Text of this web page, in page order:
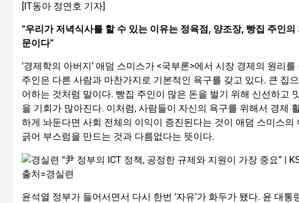
[IT동아 정연호 기자]
“우리가 저녁식사를 할 수 있는 이유는 정육점, 양조장, 빵집 주인
문이다”
‘경제학의 아버지’ 애덤 스미스가 <국부론>에서 시장 경제의 원리
주인은 다른 사람과 마찬가지로 기본적인 욕구를 갖고 있다. 큰 집
어하는 것처럼 말이다. 빵집 주인이 많은 돈을 벌기 위해 신선하고
을 기회가 많아진다. 이처럼, 사람들이 자신의 욕구를 위해서 경제
하게 놔둔다면 사회 전체의 이익이 증진된다는 것이 애덤 스미스의
긁어 부스럼을 만드는 것과 다름없다는 뜻이다.
출처=경실련
윤석열 정부가 들어서면서 다시 한번 ‘자유’가 화두가 됐다. 윤 대